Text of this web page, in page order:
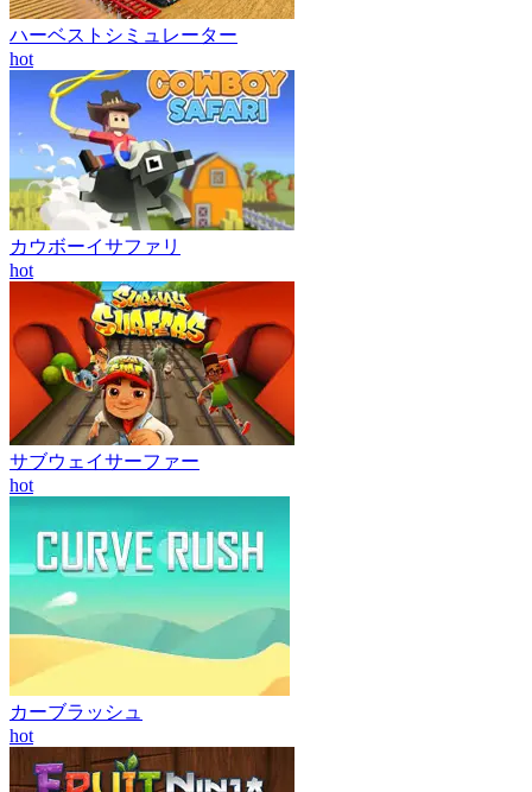
ハーベストシミュレーター
hot
カウボーイサファリ
hot
サブウェイサーファー
hot
カーブラッシュ
hot